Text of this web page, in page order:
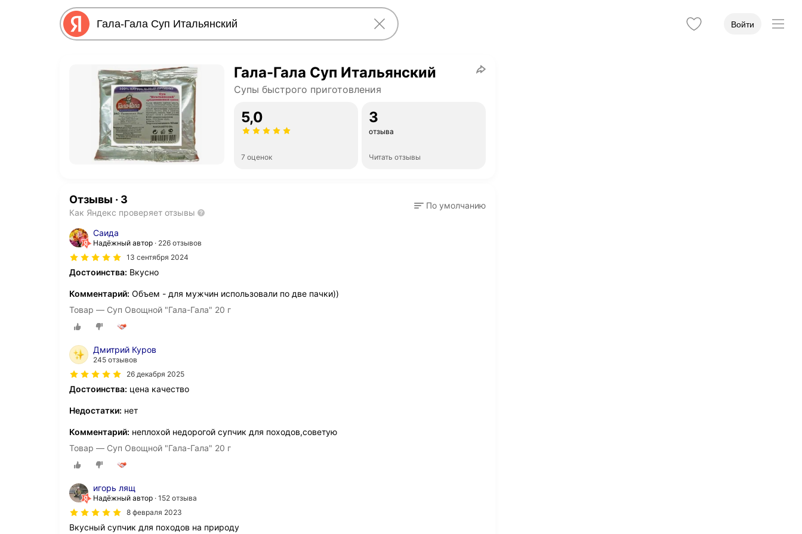
Войти
Гала-Гала Суп Итальянский
Супы быстрого приготовления
5,0
7 оценок
3
отзыва
Читать отзывы
Отзывы · 3
Как Яндекс проверяет отзывы
По умолчанию
Саида
Надёжный автор
226 отзывов
13 сентября 2024
Достоинства: Вкусно
Комментарий: Объем - для мужчин использовали по две пачки))
Товар — Суп Овощной "Гала-Гала" 20 г
Дмитрий Куров
245 отзывов
26 декабря 2025
Достоинства: цена качество
Недостатки: нет
Комментарий: неплохой недорогой супчик для походов,советую
Товар — Суп Овощной "Гала-Гала" 20 г
игорь лящ
Надёжный автор 152 отзыва
8 февраля 2023
Вкусный супчик для походов на природу